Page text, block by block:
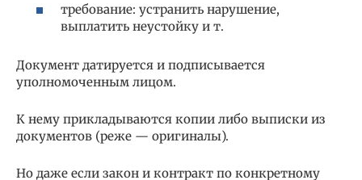
требование: устранить нарушение,
выплатить неустойку и т.
Документ датируется и подписывается
уполномоченным лицом.
К нему прикладываются копии либо выписки из
документов (реже — оригиналы).
Но даже если закон и контракт по конкретному